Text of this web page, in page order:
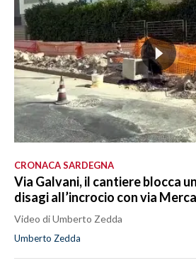
CRONACA SARDEGNA
Via Galvani, il cantiere blocca
disagi all’incrocio con via
Video di Umberto Zedda
Umberto Zedda